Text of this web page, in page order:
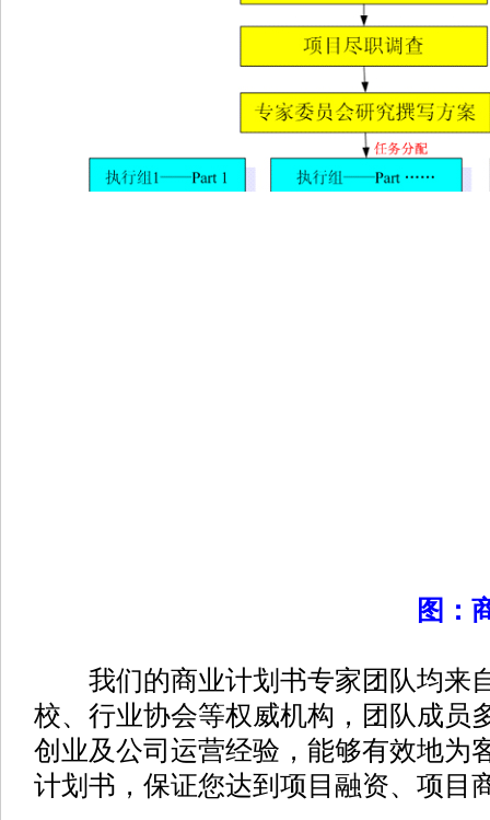
图：
我们的商业计划书专家团队均来
校、行业协会等权威机构，团队成员
创业及公司运营经验，能够有效地为
计划书，保证您达到项目融资、项目